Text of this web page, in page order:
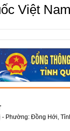
Việt
Phường: Đồng Hới,